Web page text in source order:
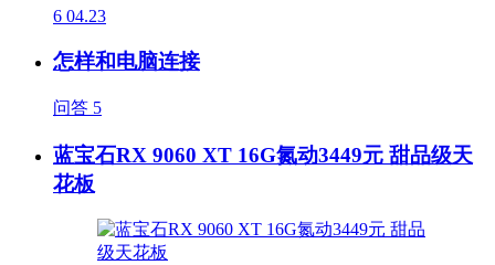
6 04.23
怎样和电脑连接
问答 5
蓝宝石RX 9060 XT 16G氮动3449元 甜品级天
花板